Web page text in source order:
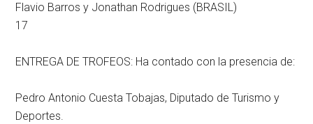
Flavio Barros y Jonathan Rodrigues (BRASIL)
17
ENTREGA DE TROFEOS: Ha contado con la presencia de:
Pedro Antonio Cuesta Tobajas, Diputado de Turismo y
Deportes.